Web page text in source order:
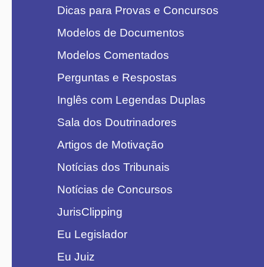
Dicas para Provas e Concursos
Modelos de Documentos
Modelos Comentados
Perguntas e Respostas
Inglês com Legendas Duplas
Sala dos Doutrinadores
Artigos de Motivação
Notícias dos Tribunais
Notícias de Concursos
JurisClipping
Eu Legislador
Eu Juiz